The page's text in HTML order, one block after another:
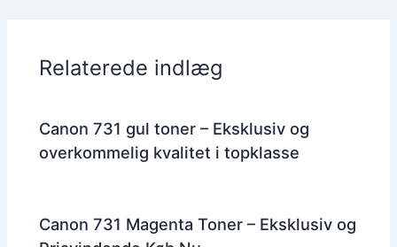
Relaterede indlæg
Canon 731 gul toner – Eksklusiv og
overkommelig kvalitet i topklasse
Canon 731 Magenta Toner – Eksklusiv og